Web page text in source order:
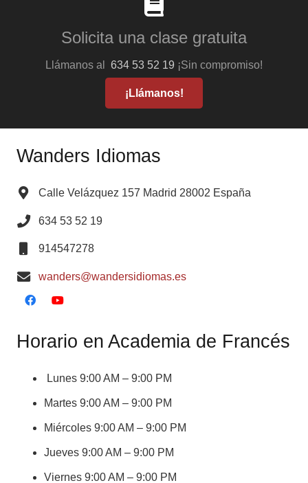
Solicita una clase gratuita
Llámanos al 634 53 52 19 ¡Sin compromiso!
¡Llámanos!
Wanders Idiomas
Calle Velázquez 157 Madrid 28002 España
634 53 52 19
914547278
wanders@wandersidiomas.es
Horario en Academia de Francés
Lunes 9:00 AM – 9:00 PM
Martes 9:00 AM – 9:00 PM
Miércoles 9:00 AM – 9:00 PM
Jueves 9:00 AM – 9:00 PM
Viernes 9:00 AM – 9:00 PM